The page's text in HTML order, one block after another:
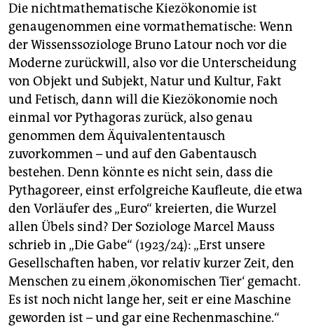
Die nichtmathematische Kiez­ökonomie ist
genaugenommen eine vormathematische: Wenn
der Wissenssoziologe Bruno Latour noch vor die
Moderne zurückwill, also vor die Unterscheidung
von Objekt und Subjekt, Natur und Kultur, Fakt
und Fetisch, dann will die Kiezökonomie noch
einmal vor Pythagoras zurück, also genau
genommen dem Äquivalententausch
zuvorkommen – und auf den Gabentausch
bestehen. Denn könnte es nicht sein, dass die
Pythagoreer, einst erfolgreiche Kaufleute, die etwa
den Vorläufer des „Euro“ kreierten, die Wurzel
allen Übels sind? Der Soziologe Marcel Mauss
schrieb in „Die Gabe“ (1923/24): „Erst unsere
Gesellschaften haben, vor relativ kurzer Zeit, den
Menschen zu einem ‚ökonomischen Tier‘ gemacht.
Es ist noch nicht lange her, seit er eine Maschine
geworden ist – und gar eine Rechenmaschine.“